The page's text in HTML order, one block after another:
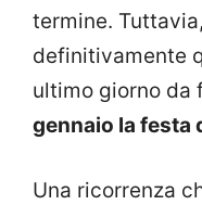
termine.
definitivamente
ultimo giorno da
gennaio la festa
Una ricorrenza